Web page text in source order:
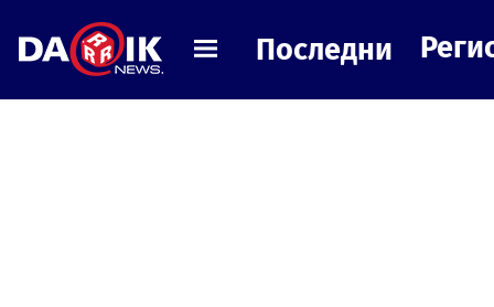
Последни